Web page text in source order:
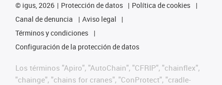
© igus, 2026 Protección de datos
Política de cookies
Canal de denuncia
Aviso legal
Términos y condiciones
Configuración de la protección de datos
Los términos "Apiro", "AutoChain", "CFRIP", "chainflex",
"chainge", "chains for cranes", "ConProtect", "cradle-